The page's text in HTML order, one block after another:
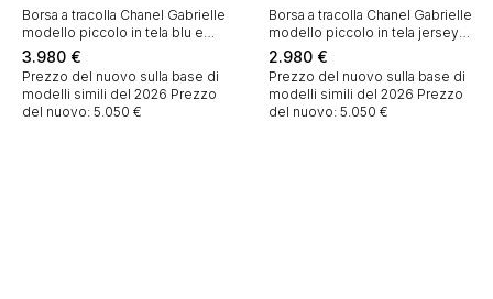
Borsa a tracolla Chanel Gabrielle
modello piccolo in tela blu e
pelle blu
3.980 €
Prezzo del nuovo sulla base di
modelli simili del 2026 Prezzo
del nuovo: 5.050 €
Borsa a tracolla Chanel Gabrielle
modello piccolo in tela jersey
dorata e pelle dorata
2.980 €
Prezzo del nuovo sulla base di
modelli simili del 2026 Prezzo
del nuovo: 5.050 €